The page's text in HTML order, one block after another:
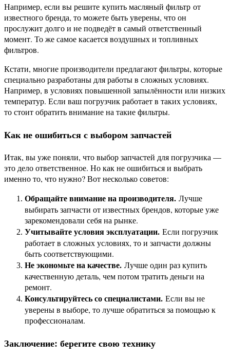
Например, если вы решите купить масляный фильтр от
известного бренда, то можете быть уверены, что он
прослужит долго и не подведёт в самый ответственный
момент. То же самое касается воздушных и топливных
фильтров.
Кстати, многие производители предлагают фильтры, которые
специально разработаны для работы в сложных условиях.
Например, в условиях повышенной запылённости или низких
температур. Если ваш погрузчик работает в таких условиях,
то стоит обратить внимание на такие фильтры.
Как не ошибиться с выбором запчастей
Итак, вы уже поняли, что выбор запчастей для погрузчика —
это дело ответственное. Но как не ошибиться и выбрать
именно то, что нужно? Вот несколько советов:
Обращайте внимание на производителя. Лучше
выбирать запчасти от известных брендов, которые уже
зарекомендовали себя на рынке.
Учитывайте условия эксплуатации. Если погрузчик
работает в сложных условиях, то и запчасти должны
быть соответствующими.
Не экономьте на качестве. Лучше один раз купить
качественную деталь, чем потом тратить деньги на
ремонт.
Консультируйтесь со специалистами. Если вы не
уверены в выборе, то лучше обратиться за помощью к
профессионалам.
Заключение: берегите свою технику